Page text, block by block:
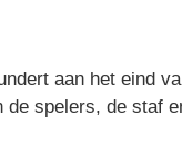
aan het eind
spelers, de staf